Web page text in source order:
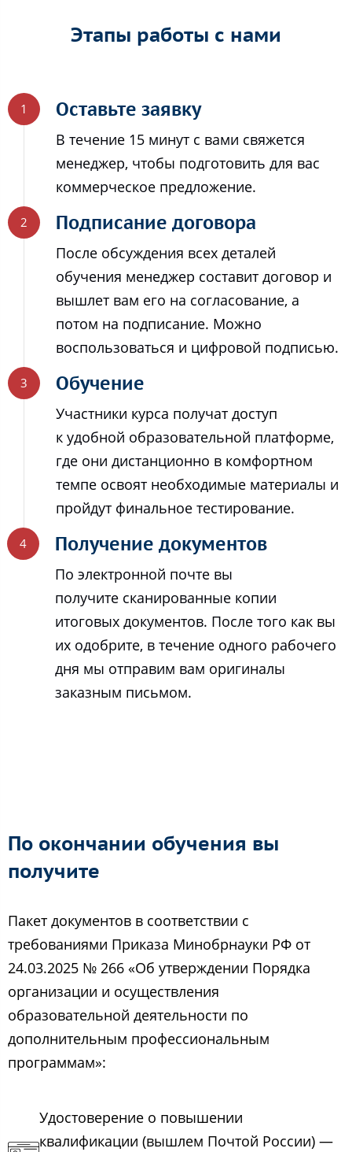
Этапы работы с нами
Оставьте заявку
В течение 15 минут с вами свяжется
менеджер, чтобы подготовить для вас
коммерческое предложение.
Подписание договора
После обсуждения всех деталей
обучения менеджер составит договор и
вышлет вам его на согласование, а
потом на подписание. Можно
воспользоваться и цифровой подписью.
Обучение
Участники курса получат доступ
к удобной образовательной платформе,
где они дистанционно в комфортном
темпе освоят необходимые материалы и
пройдут финальное тестирование.
Получение документов
По электронной почте вы
получите сканированные копии
итоговых документов. После того как вы
их одобрите, в течение одного рабочего
дня мы отправим вам оригиналы
заказным письмом.
По окончании обучения вы
получите
Пакет документов в соответствии с
требованиями Приказа Минобрнауки РФ от
24.03.2025 № 266 «Об утверждении Порядка
организации и осуществления
образовательной деятельности по
дополнительным профессиональным
программам»:
Удостоверение о повышении
квалификации (вышлем Почтой России) —